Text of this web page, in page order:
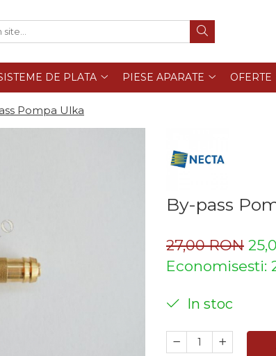
DE PLATA PIESE APARATE OFERTE
Pompa Ulka
By-pass
27,00 RON
Economisesti:
In stoc